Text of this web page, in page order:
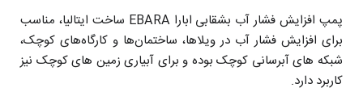
پمپ افزایش فشار آب بشقابی ابارا EBARA ساخت ایتالیا،
مناسب
برای افزایش فشار آب در ویلاها، ساختمان‌ها و کارگاه‌های کوچک،
شبکه های آبرسانی کوچک بوده و برای آبیاری زمین های کوچک نیز
کاربرد دارد.